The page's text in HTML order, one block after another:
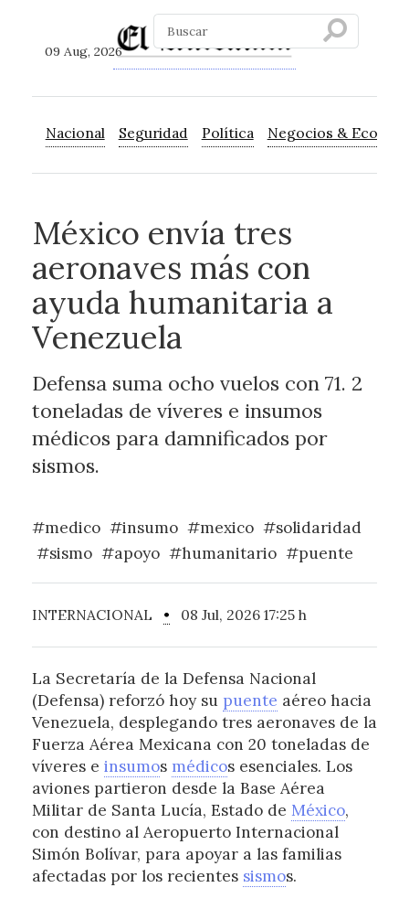
09 Aug, 2026
Nacional Seguridad Política Negocios &
México envía tres
aeronaves más con
ayuda humanitaria a
Venezuela
Defensa suma ocho vuelos con 71. 2
toneladas de víveres e insumos
médicos para damnificados por
sismos.
#medico #insumo #mexico #solidaridad
#sismo #apoyo #humanitario #puente
INTERNACIONAL • 08 Jul, 2026 17:25 h
La Secretaría de la Defensa Nacional
(Defensa) reforzó hoy su puente aéreo hacia
Venezuela, desplegando tres aeronaves de la
Fuerza Aérea Mexicana con 20 toneladas de
víveres e insumos médicos esenciales. Los
aviones partieron desde la Base Aérea
Militar de Santa Lucía, Estado de México,
con destino al Aeropuerto Internacional
Simón Bolívar, para apoyar a las familias
afectadas por los recientes sismos.